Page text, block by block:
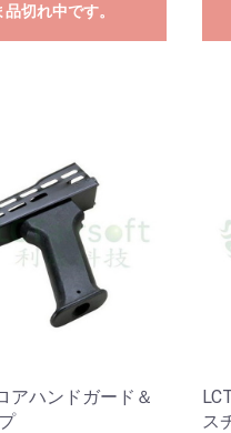
切れ中です。
アハンドガード＆
ス